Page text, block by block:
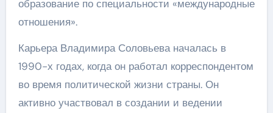
образование по специальности «международные
отношения».
Карьера Владимира Соловьева началась в
1990-х годах, когда он работал корреспондентом
во время политической жизни страны. Он
активно участвовал в создании и ведении